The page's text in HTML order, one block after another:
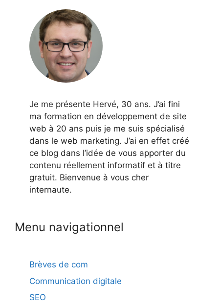
Je me présente Hervé, 30 ans. J’ai fini
ma formation en développement de site
web à 20 ans puis je me suis spécialisé
dans le web marketing. J’ai en effet créé
ce blog dans l’idée de vous apporter du
contenu réellement informatif et à titre
gratuit. Bienvenue à vous cher
internaute.
Menu navigationnel
Brèves de com
Communication digitale
SEO